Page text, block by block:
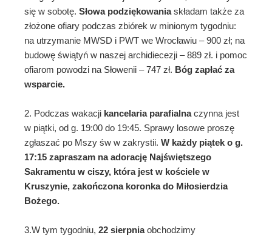
się w sobotę. Słowa podziękowaniaskładam także za
złożone ofiary podczas zbiórek w minionym tygodniu:
na utrzymanie MWSD i PWT we Wrocławiu – 900 zł; na
budowę świątyń w naszej archidiecezji – 889 zł. i pomoc
ofiarom powodzi na Słowenii – 747 zł. Bóg zapłać za
wsparcie.
2. Podczas wakacji kancelaria parafialnaczynna jest
w piątki, od g. 19:00 do 19:45. Sprawy losowe proszę
zgłaszać po Mszy św w zakrystii. W każdy piątek o g.
17:15 zapraszam na adorację Najświętszego
Sakramentu w ciszy, która jest w kościele w
Kruszynie, zakończona koronka do Miłosierdzia
Bożego.
3.W tym tygodniu, 22 sierpniaobchodzimy